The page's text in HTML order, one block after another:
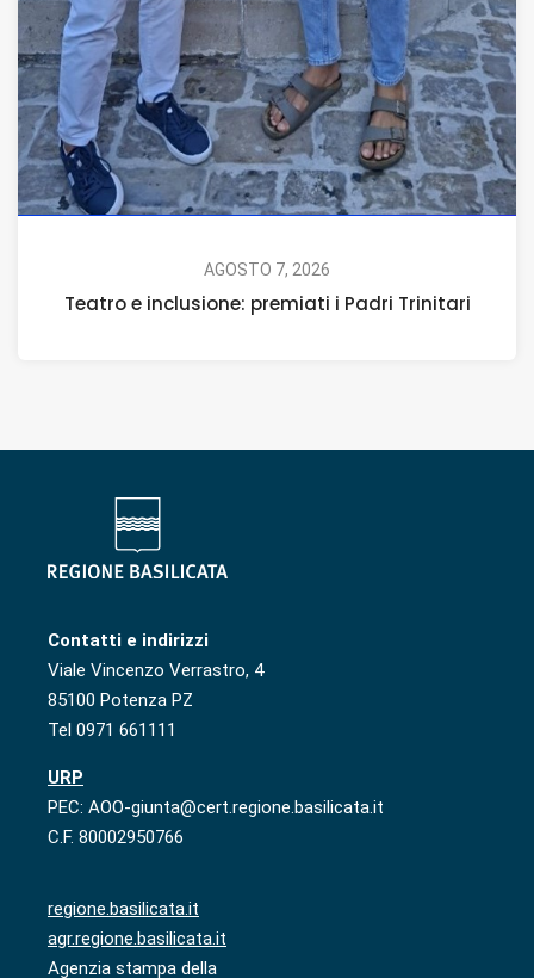
AGOSTO 7, 2026
Teatro e inclusione: premiati i Padri Trinitari
Contatti e indirizzi
Viale Vincenzo Verrastro, 4
85100 Potenza PZ
Tel 0971 661111
URP
PEC: AOO-giunta@cert.regione.basilicata.it
C.F. 80002950766
regione.basilicata.it
agr.regione.basilicata.it
Agenzia stampa della